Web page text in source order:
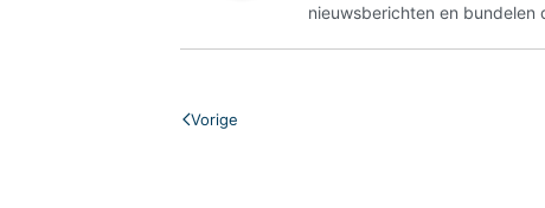
nieuwsberichten en bundelen
Vorige